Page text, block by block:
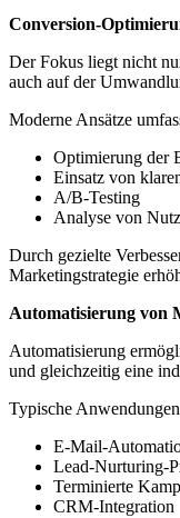
Conversion-
Der Fokus liegt nicht
auch auf der
Moderne Ansätze
Optimierung der
Einsatz von
A/B-Testing
Analyse von
Durch gezielte
Marketingstrategie
Automatisierung von
Automatisierung
und gleichzeitig eine
Typische
E-Mail-
Lead-Nurturing-
Terminierte
CRM-Integration